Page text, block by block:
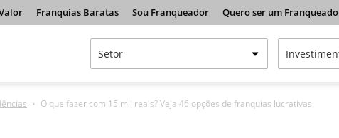
Franquias Baratas Sou Franqueador Quero ser um Franqueado
O que fazer com 15 mil reais? Veja 46 opções de franquias lucrativas